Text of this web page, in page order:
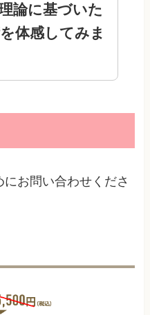
論に基づいた
体感してみま
お問い合わせくださ